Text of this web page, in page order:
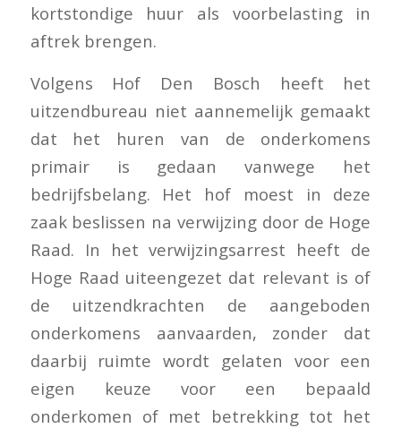
kortstondige huur als voorbelasting in
aftrek brengen.
Volgens Hof Den Bosch heeft het
uitzendbureau niet aannemelijk gemaakt
dat het huren van de onderkomens
primair is gedaan vanwege het
bedrijfsbelang. Het hof moest in deze
zaak beslissen na verwijzing door de Hoge
Raad. In het verwijzingsarrest heeft de
Hoge Raad uiteengezet dat relevant is of
de uitzendkrachten de aangeboden
onderkomens aanvaarden, zonder dat
daarbij ruimte wordt gelaten voor een
eigen keuze voor een bepaald
onderkomen of met betrekking tot het